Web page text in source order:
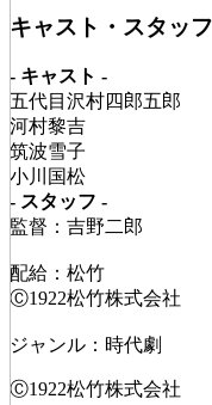
キャスト・スタッフ
- キャスト -
五代目沢村四郎五郎
河村黎吉
筑波雪子
小川国松
- スタッフ -
監督：吉野二郎
配給：松竹
Ⓒ1922松竹株式会社
ジャンル：時代劇
Ⓒ1922松竹株式会社